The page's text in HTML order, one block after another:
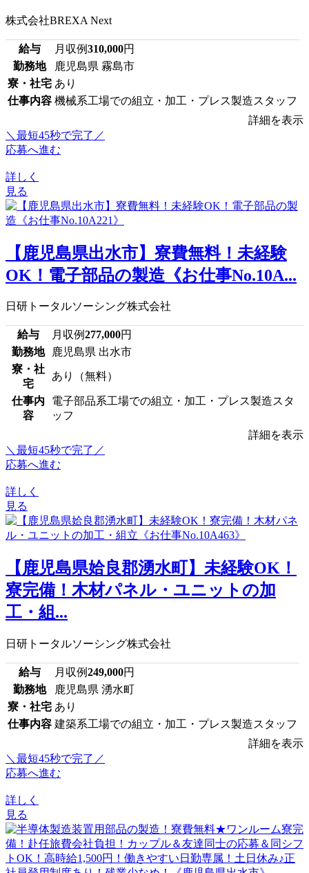
株式会社BREXA Next
給与 月収例310,000円
勤務地
鹿児島県 霧島市
寮・社宅 あり
仕事内容 機械系工場での組立・加工・プレス製造スタッフ
詳細を表示
＼最短45秒で完了／
応募へ進む
詳しく
見る
【鹿児島県出水市】寮費無料！未経験
OK！電子部品の製造《お仕事No.10A...
日研トータルソーシング株式会社
給与 月収例277,000円
勤務地
鹿児島県 出水市
寮・社
宅
あり（無料）
仕事内
容
電子部品系工場での組立・加工・プレス製造スタ
ッフ
詳細を表示
＼最短45秒で完了／
応募へ進む
詳しく
見る
【鹿児島県姶良郡湧水町】未経験OK！
寮完備！木材パネル・ユニットの加
工・組...
日研トータルソーシング株式会社
給与 月収例249,000円
勤務地
鹿児島県 湧水町
寮・社宅 あり
仕事内容 建築系工場での組立・加工・プレス製造スタッフ
詳細を表示
＼最短45秒で完了／
応募へ進む
詳しく
見る